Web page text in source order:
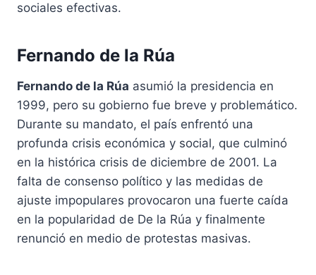
sociales efectivas.
Fernando de la Rúa
Fernando de la Rúa asumió la presidencia en
1999, pero su gobierno fue breve y problemático.
Durante su mandato, el país enfrentó una
profunda crisis económica y social, que culminó
en la histórica crisis de diciembre de 2001. La
falta de consenso político y las medidas de
ajuste impopulares provocaron una fuerte caída
en la popularidad de De la Rúa y finalmente
renunció en medio de protestas masivas.